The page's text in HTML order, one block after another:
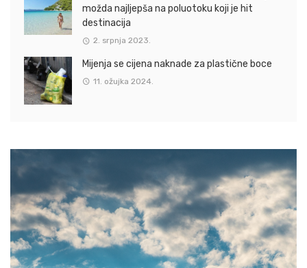
možda najljepša na poluotoku koji je hit
destinacija
2. srpnja 2023.
Mijenja se cijena naknade za plastične boce
11. ožujka 2024.